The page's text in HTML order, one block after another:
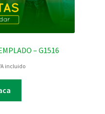
– G1516
incluido